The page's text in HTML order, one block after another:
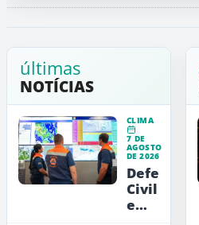
últimas
NOTÍCIAS
CLIMA
7 DE
AGOSTO
DE 2026
Defesa
Civil
emite